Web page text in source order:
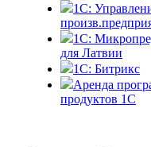
1C:
1С:
для Латвии
1C: Битрикс
Аренда
продуктов 1С